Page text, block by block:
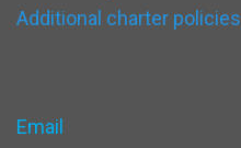
Additional charter policies
Email